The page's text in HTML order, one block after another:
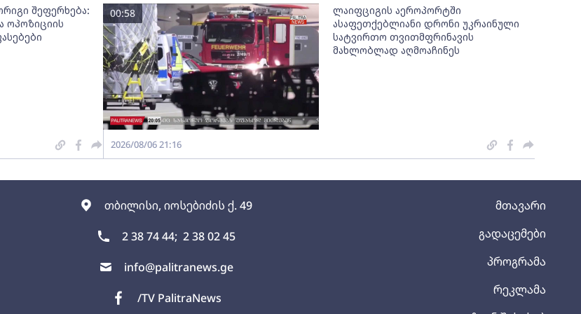
თბილისი, იოსებიძის ქ. 49
2 38 74 44; 2 38 02 45
info@palitranews.ge
/TV PalitraNews
მთავარი
გადაცემები
პროგრამა
რეკლამა
შეფერხება:
ოპოზიციის
ლაიფციგის აეროპორტში
ასაფეთქებლიანი დრონი უკრაინული
სატვირთო თვითმფრინავის
მახლობლად აღმოაჩინეს
00:58
2026/08/06 21:16